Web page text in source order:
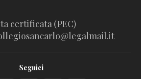
certificata (PEC)
Seguici